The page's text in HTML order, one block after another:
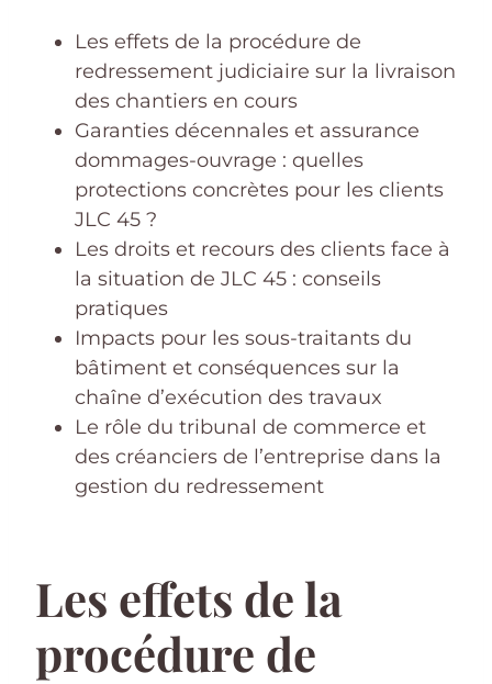
Les effets de la procédure de
redressement judiciaire sur la livraison
des chantiers en cours
Garanties décennales et assurance
dommages-ouvrage : quelles
protections concrètes pour les clients
JLC 45 ?
Les droits et recours des clients face à
la situation de JLC 45 : conseils
pratiques
Impacts pour les sous-traitants du
bâtiment et conséquences sur la
chaîne d’exécution des travaux
Le rôle du tribunal de commerce et
des créanciers de l’entreprise dans la
gestion du redressement
Les effets de la
procédure de